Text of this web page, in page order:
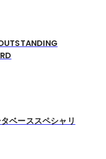
ベーススペシャリ